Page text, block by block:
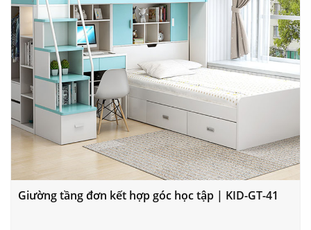
Giường tầng đơn kết hợp góc học tập | KID-GT-41